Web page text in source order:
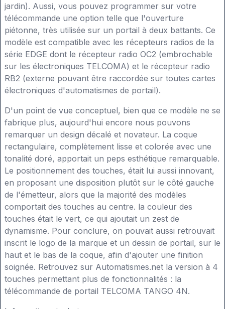
jardin). Aussi, vous pouvez programmer sur votre
télécommande une option telle que l'ouverture
piétonne, très utilisée sur un portail à deux battants. Ce
modèle est compatible avec les récepteurs radios de la
série EDGE dont le récepteur radio OC2 (embrochable
sur les électroniques TELCOMA) et le récepteur radio
RB2 (externe pouvant être raccordée sur toutes cartes
électroniques d'automatismes de portail).
D'un point de vue conceptuel, bien que ce modèle ne se
fabrique plus, aujourd'hui encore nous pouvons
remarquer un design décalé et novateur. La coque
rectangulaire, complètement lisse et colorée avec une
tonalité doré, apportait un peps esthétique remarquable.
Le positionnement des touches, était lui aussi innovant,
en proposant une disposition plutôt sur le côté gauche
de l'émetteur, alors que la majorité des modèles
comportait des touches au centre. la couleur des
touches était le vert, ce qui ajoutait un zest de
dynamisme. Pour conclure, on pouvait aussi retrouvait
inscrit le logo de la marque et un dessin de portail, sur le
haut et le bas de la coque, afin d'ajouter une finition
soignée. Retrouvez sur Automatismes.net la version à 4
touches permettant plus de fonctionnalités : la
télécommande de portail TELCOMA TANGO 4N.